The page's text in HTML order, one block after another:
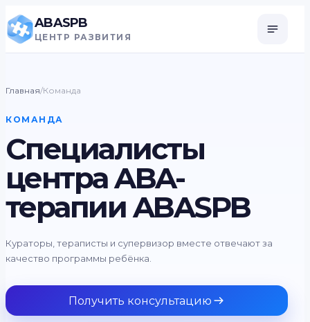
ABASPB
ЦЕНТР РАЗВИТИЯ
Главная/Команда
КОМАНДА
Специалисты
центра ABA-
терапии ABASPB
Кураторы, тераписты и супервизор вместе отвечают за
качество программы ребёнка.
Получить консультацию